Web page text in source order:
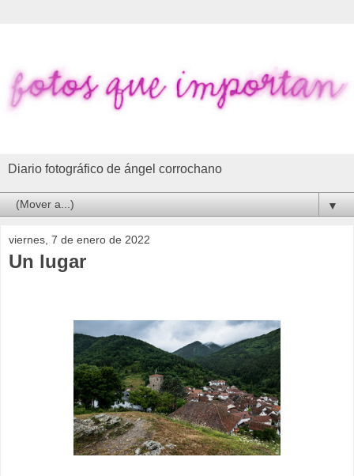
Diario fotográfico de ángel corrochano
▼
viernes, 7 de enero de 2022
Un lugar